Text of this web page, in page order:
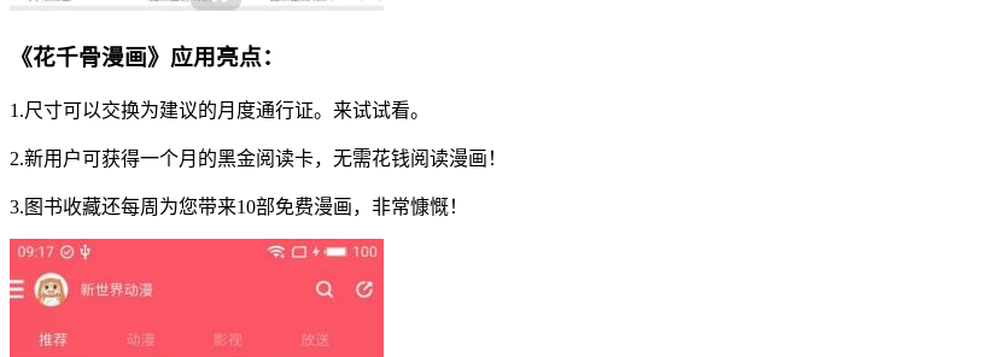
《花千骨漫画》应用亮点：
1.尺寸可以交换为建议的月度通行证。来试试看。
2.新用户可获得一个月的黑金阅读卡，无需花钱阅读漫画！
3.图书收藏还每周为您带来10部免费漫画，非常慷慨！